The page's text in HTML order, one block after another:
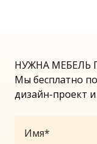
НУЖНА МЕБЕЛЬ
Мы бесплатно
дизайн-проект
Имя*